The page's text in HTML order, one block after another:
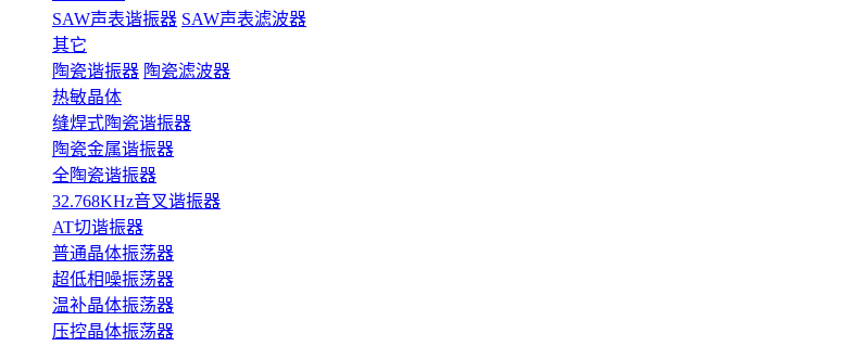
SAW声表谐振器 SAW声表滤波器
其它
陶瓷谐振器 陶瓷滤波器
热敏晶体
缝焊式陶瓷谐振器
陶瓷金属谐振器
全陶瓷谐振器
32.768KHz音叉谐振器
AT切谐振器
普通晶体振荡器
超低相噪振荡器
温补晶体振荡器
压控晶体振荡器